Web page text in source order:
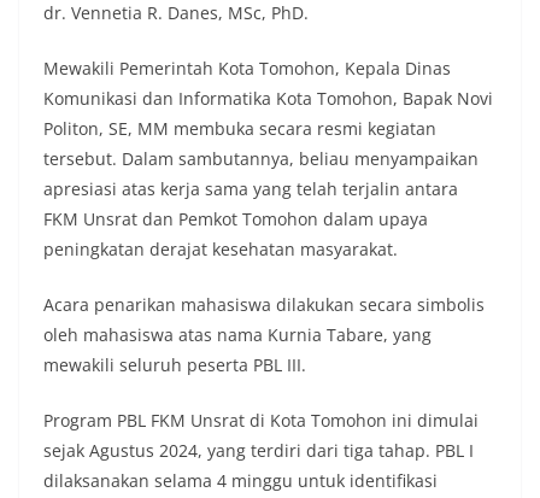
dr. Vennetia R. Danes, MSc, PhD.
Mewakili Pemerintah Kota Tomohon, Kepala Dinas
Komunikasi dan Informatika Kota Tomohon, Bapak Novi
Politon, SE, MM membuka secara resmi kegiatan
tersebut. Dalam sambutannya, beliau menyampaikan
apresiasi atas kerja sama yang telah terjalin antara
FKM Unsrat dan Pemkot Tomohon dalam upaya
peningkatan derajat kesehatan masyarakat.
Acara penarikan mahasiswa dilakukan secara simbolis
oleh mahasiswa atas nama Kurnia Tabare, yang
mewakili seluruh peserta PBL III.
Program PBL FKM Unsrat di Kota Tomohon ini dimulai
sejak Agustus 2024, yang terdiri dari tiga tahap. PBL I
dilaksanakan selama 4 minggu untuk identifikasi